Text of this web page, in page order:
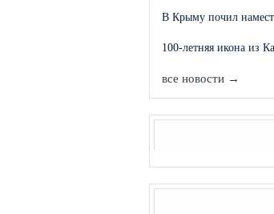
В Крыму почил
100-летняя икона из
все новости →